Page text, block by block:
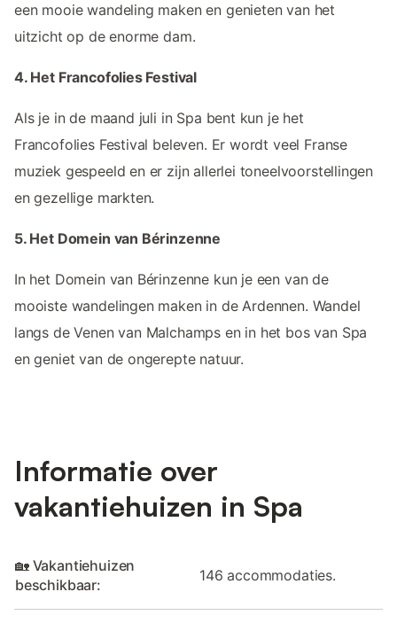
een mooie wandeling maken en genieten van het
uitzicht op de enorme dam.
4. Het Francofolies Festival
Als je in de maand juli in Spa bent kun je het
Francofolies Festival beleven. Er wordt veel Franse
muziek gespeeld en er zijn allerlei toneelvoorstellingen
en gezellige markten.
5. Het Domein van Bérinzenne
In het Domein van Bérinzenne kun je een van de
mooiste wandelingen maken in de Ardennen. Wandel
langs de Venen van Malchamps en in het bos van Spa
en geniet van de ongerepte natuur.
Informatie over
vakantiehuizen in Spa
🏡 Vakantiehuizen
beschikbaar:
146 accommodaties.